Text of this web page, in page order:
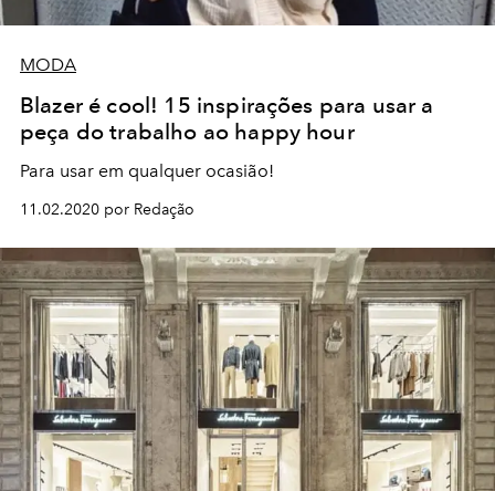
MODA
Blazer é cool! 15 inspirações para usar a
peça do trabalho ao happy hour
Para usar em qualquer ocasião!
11.02.2020 por Redação